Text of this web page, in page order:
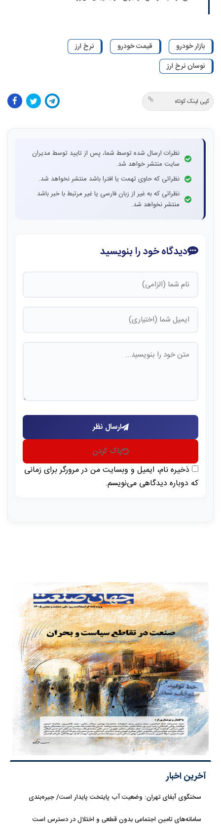
بازار خودرو قیمت خودرو
نرخ ارز
نوسان نرخ ارز
کپی لینک کوتاه
نظرات ارسال شده توسط شما، پس از تایید توسط مدیران
سایت منتشر خواهد شد.
نظراتی که حاوی تهمت یا افترا باشد منتشر نخواهد شد.
نظراتی که به غیر از زبان فارسی یا غیر مرتبط با خبر باشد
منتشر نخواهد شد.
دیدگاه خود را بنویسید
ارسال نظر
پاک کردن
ذخیره نام، ایمیل و وبسایت من در مرورگر برای زمانی
که دوباره دیدگاهی می‌نویسم.
آخرین اخبار
سخنگوی آبفای تهران: وضعیت آب پایتخت پایدار است/ جیره‌بندی
سامانه‌های تامین اجتماعی بدون قطعی و اختلال در دسترس است